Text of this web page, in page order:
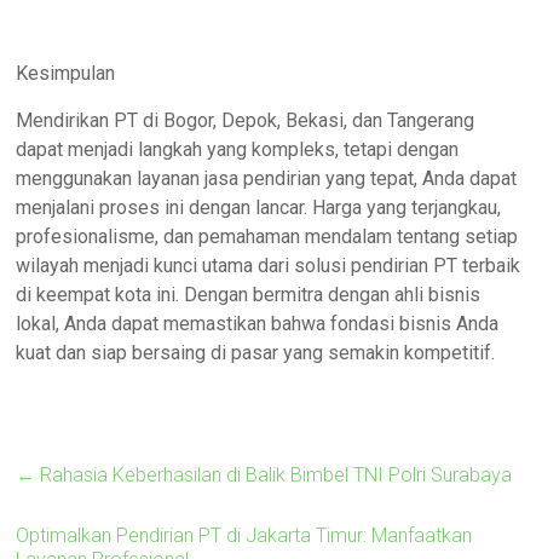
Kesimpulan
Mendirikan PT di Bogor, Depok, Bekasi, dan Tangerang
dapat menjadi langkah yang kompleks, tetapi dengan
menggunakan layanan jasa pendirian yang tepat, Anda dapat
menjalani proses ini dengan lancar. Harga yang terjangkau,
profesionalisme, dan pemahaman mendalam tentang setiap
wilayah menjadi kunci utama dari solusi pendirian PT terbaik
di keempat kota ini. Dengan bermitra dengan ahli bisnis
lokal, Anda dapat memastikan bahwa fondasi bisnis Anda
kuat dan siap bersaing di pasar yang semakin kompetitif.
← Rahasia Keberhasilan di Balik Bimbel TNI Polri Surabaya
Optimalkan Pendirian PT di Jakarta Timur: Manfaatkan